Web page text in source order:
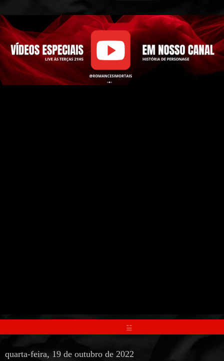
☱
quarta-feira, 19 de outubro de 2022